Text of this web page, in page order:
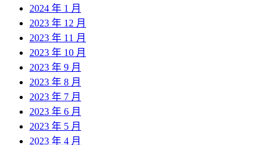
2024 年 1 月
2023 年 12 月
2023 年 11 月
2023 年 10 月
2023 年 9 月
2023 年 8 月
2023 年 7 月
2023 年 6 月
2023 年 5 月
2023 年 4 月